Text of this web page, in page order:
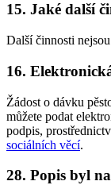
15. Jaké další
Další činnosti
16.
Žádost o dávku
můžete podat
podpis,
sociálních věcí.
28. Popis byl